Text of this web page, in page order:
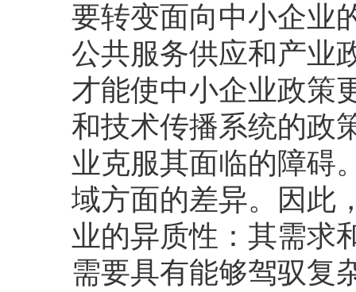
要转变面向中小企业
公共服务供应和产业
才能使中小企业政策
和技术传播系统的政
业克服其面临的障碍
域方面的差异。因此
业的异质性：其需求
需要具有能够驾驭复